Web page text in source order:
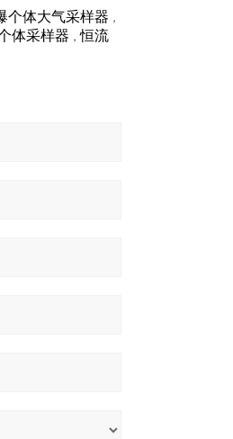
个体大气采样器 ，
体采样器 ，恒流